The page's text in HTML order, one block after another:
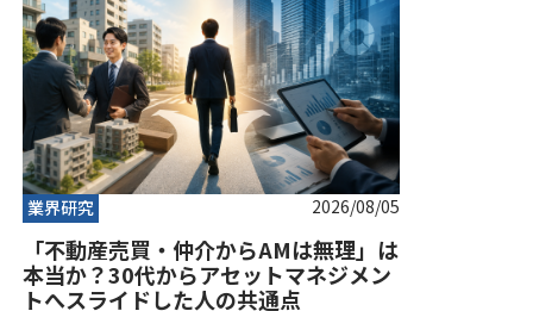
業界研究 2026/08/05
「不動産売買・仲介からAMは無理」は
本当か？30代からアセットマネジメン
トへスライドした人の共通点